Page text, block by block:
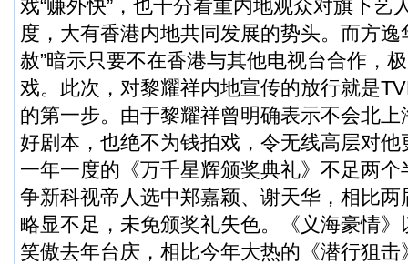
戏“赚外快”，也十分看重内地观众对旗下艺
度，大有香港内地共同发展的势头。而方逸
赦”暗示只要不在香港与其他电视台合作，
戏。此次，对黎耀祥内地宣传的放行就是
的第一步。由于黎耀祥曾明确表示不会北
好剧本，也绝不为钱拍戏，令无线高层对
一年一度的《万千星辉颁奖典礼》不足两
争新科视帝人选中郑嘉颖、谢天华，相比
略显不足，未免颁奖礼失色。《义海豪情
笑傲去年台庆，相比今年大热的《潜行狙